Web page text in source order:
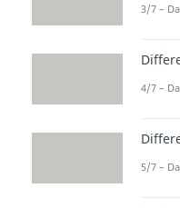
3/7 –
4/7 –
5/7 –